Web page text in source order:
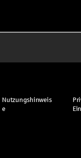
Nutzungshinweis
e